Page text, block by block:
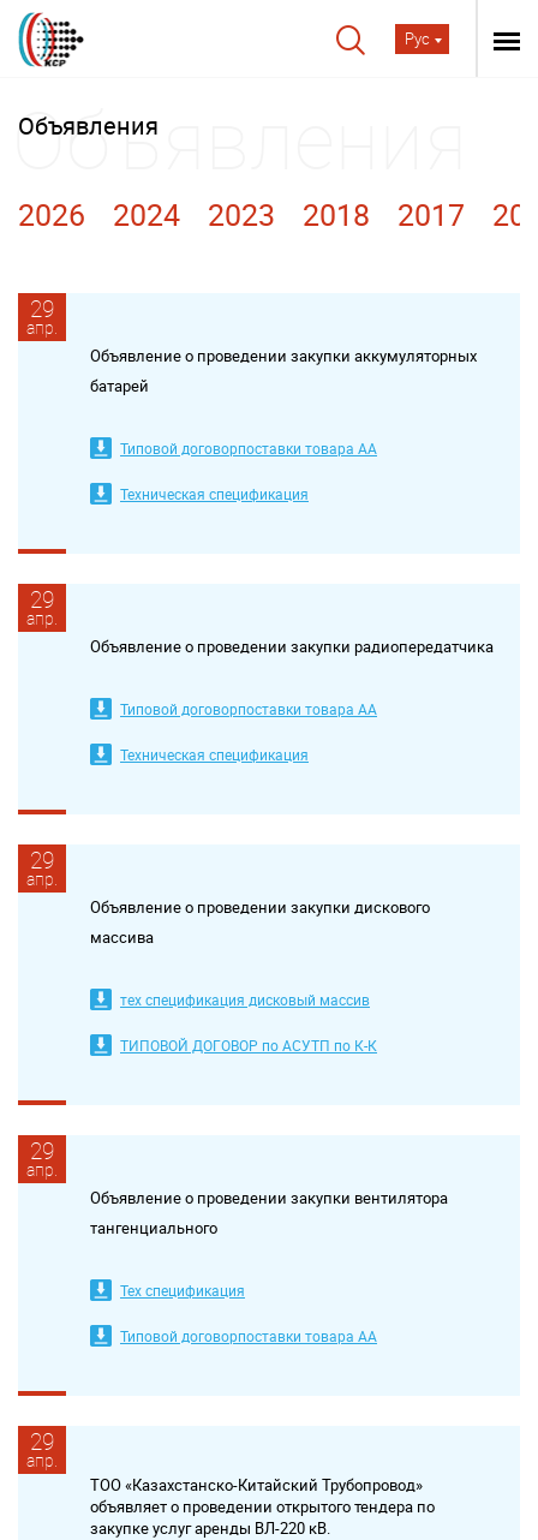
Рус
Объявления
2026 2024 2023 2018 2017
29
апр.
Объявление о проведении закупки аккумуляторных
батарей
Типовой договорпоставки товара АА
Техническая спецификация
29
апр.
Объявление о проведении закупки радиопередатчика
Типовой договорпоставки товара АА
Техническая спецификация
29
апр.
Объявление о проведении закупки дискового
массива
тех спецификация дисковый массив
ТИПОВОЙ ДОГОВОР по АСУТП по К-К
29
апр.
Объявление о проведении закупки вентилятора
тангенциального
Тех спецификация
Типовой договорпоставки товара АA
29
апр.
ТОО «Казахстанско-Китайский Трубопровод»
объявляет о проведении открытого тендера по
закупке услуг аренды ВЛ-220 кВ.